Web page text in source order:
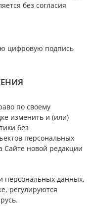
без согласия
цифровую подпись
по своему
изменить и (или)
без
персональных
новой редакции
персональных данных,
регулируются